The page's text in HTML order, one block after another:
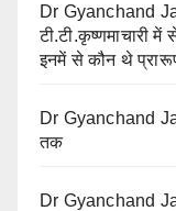
Dr Gyanchand
टी.टी.कृष्णमाचारी
इनमें से कौन थे
Dr Gyanchand
तक
Dr Gyanchand